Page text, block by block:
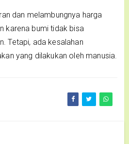
dan melambungnya harga
karena bumi tidak bisa
Tetapi, ada kesalahan
yang dilakukan oleh manusia.